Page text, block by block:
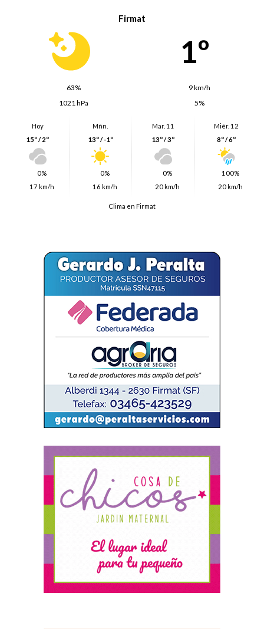
Firmat
1º
63%
9 km/h
1021 hPa
5%
Hoy
15º / 2º
0%
17 km/h
Mñn.
13º / -1º
0%
16 km/h
Mar. 11
13º / 3º
0%
20 km/h
Miér. 12
8º / 6º
100%
20 km/h
Clima en Firmat